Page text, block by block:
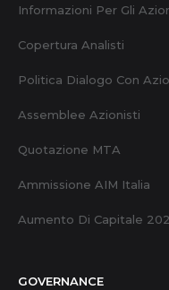
Informazioni Per Gli
Copertura Analisti
Politica Dialogo Con
Assemblee Azionisti
Quotazione MTA
Ammissione AIM Italia
Aumento Di Capitale
GOVERNANCE